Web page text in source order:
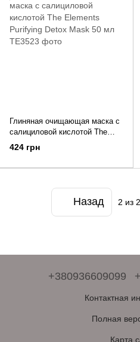
Глиняная очищающая маска с
салициловой кислотой The
Elements Purifying Detox Mask
424 грн
Назад 2 из 2
+380936609099
Контактная
Полная
Карта